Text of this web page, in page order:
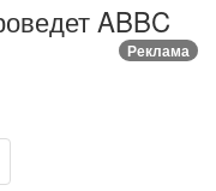
ABBC
Реклама